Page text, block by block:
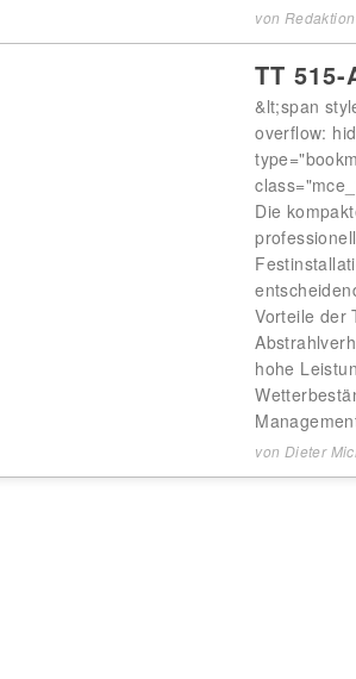
von Redaktion
TT 515-
&lt;span
overflow:
Die
Vorteile der
hohe
von Dieter